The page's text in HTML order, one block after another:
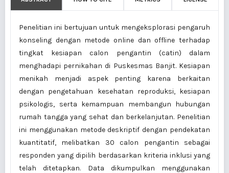
Penelitian ini bertujuan untuk mengeksplorasi pengaruh
konseling dengan metode online dan offline terhadap
tingkat kesiapan calon pengantin (catin) dalam
menghadapi pernikahan di Puskesmas Banjit. Kesiapan
menikah menjadi aspek penting karena berkaitan
dengan pengetahuan kesehatan reproduksi, kesiapan
psikologis, serta kemampuan membangun hubungan
rumah tangga yang sehat dan berkelanjutan. Penelitian
ini menggunakan metode deskriptif dengan pendekatan
kuantitatif, melibatkan 30 calon pengantin sebagai
responden yang dipilih berdasarkan kriteria inklusi yang
telah ditetapkan. Data dikumpulkan menggunakan